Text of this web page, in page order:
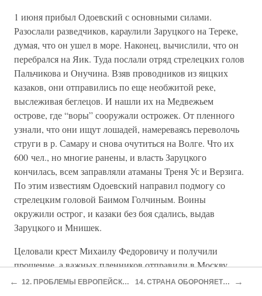
1 июня прибыл Одоевский с основными силами.
Разослали разведчиков, караулили Заруцкого на Тереке,
думая, что он ушел в море. Наконец, вычислили, что он
перебрался на Яик. Туда послали отряд стрелецких голов
Пальчикова и Онучина. Взяв проводников из яицких
казаков, они отправились по еще необжитой реке,
выслеживая беглецов. И нашли их на Медвежьем
острове, где “воры” сооружали острожек. От пленного
узнали, что они ищут лошадей, намереваясь переволочь
струги в р. Самару и снова очутиться на Волге. Что их
600 чел., но многие ранены, и власть Заруцкого
кончилась, всем заправляли атаманы Треня Ус и Верзига.
По этим известиям Одоевский направил подмогу со
стрелецким головой Баимом Голчиным. Воины
окружили острог, и казаки без боя сдались, выдав
Заруцкого и Мнишек.
Целовали крест Михаилу Федоровичу и получили
прощение, а важных пленников отправили в Москву,
причем в инструкции Баиму Голчину указывалось —
← 12. ПРОБЛЕМЫ ЕВРОПЕЙСКИЕ 14. СТРАНА ОБОРОНЯЕТСЯ →